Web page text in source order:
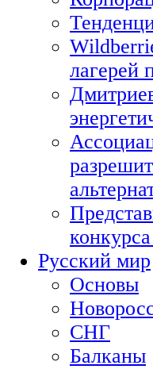
лагерей
Русский мир
Основы
СНГ
Балканы